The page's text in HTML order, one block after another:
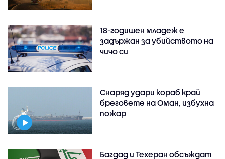
18-годишен младеж е
задържан за убийството на
чичо си
Снаряд удари кораб край
бреговете на Оман, избухна
пожар
Багдад и Техеран обсъждат